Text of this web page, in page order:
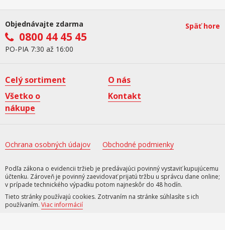
Objednávajte zdarma
0800 44 45 45
PO-PIA 7:30 až 16:00
Späť hore
Celý sortiment
O nás
Všetko o
nákupe
Kontakt
Ochrana osobných údajov Obchodné podmienky
Podľa zákona o evidencii tržieb je predávajúci povinný vystaviť kupujúcemu
účtenku. Zároveň je povinný zaevidovať prijatú tržbu u správcu dane online;
v prípade technického výpadku potom najneskôr do 48 hodín.
Tieto stránky používajú cookies. Zotrvaním na stránke súhlasíte s ich
používaním. Viac informácií